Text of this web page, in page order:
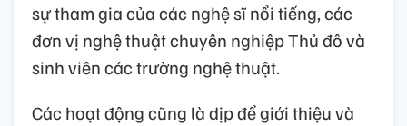
sự tham gia của các nghệ sĩ nổi tiếng, các
đơn vị nghệ thuật chuyên nghiệp Thủ đô và
sinh viên các trường nghệ thuật.
Các hoạt động cũng là dịp để giới thiệu và